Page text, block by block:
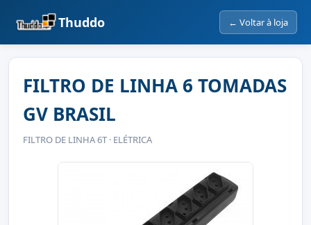
Thuddo ← Voltar à loja
FILTRO DE LINHA 6 TOMADAS
GV BRASIL
FILTRO DE LINHA 6T · ELÉTRICA